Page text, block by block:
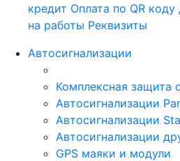
кредит Оплата по QR коду
на работы Реквизиты
Автосигнализации
Комплексная защита
Автосигнализации
Автосигнализации
Автосигнализации
GPS маяки и модули